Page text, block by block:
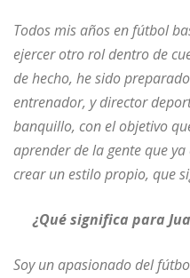
Todos mis años en fútbol
ejercer otro rol dentro de
de hecho, he sido
entrenador, y director
banquillo, con el objetivo
aprender de la gente que
crear un estilo propio, que
¿Qué significa para
Soy un apasionado del